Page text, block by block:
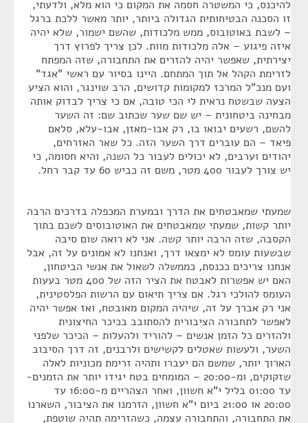
להיכנס, כי המשטרה חסמה את המקום כי הוא מלא, ולדעתי,
זו הסכנה הבטיחותית הגדולה ביותר, יותר מאשר ללכת ברגל
– לשבת באוטובוס, ממש מלכודות, שהשם ישמור, שלא יהיה
איזה פיגוע – אלה מלכודות מוות. לכן צריך לפרוץ דרך
יצירתית, שאפשר יהיה להזרים את התחבורה, שזה המפתח
לזרימת הקהל אל תוך המתחם. היינו בסיור עם ראשי "אגד"
ועם מנכ"ל המרכז למקומות קדושים, הרב שוינגר, והוא הציע
הצעה שבשטח נראית לי הכי טובה, אם כי צריך לבדוק אותה
מבחינה ביטחונית – יש שם שער שכתוב שם: זה השער
להשם, רשעים יבואו בו, רק אבו-מאזן, אבו-עלא, סלאם
פיאד – הם עוברים דרך השער הזה. כל שאר האזרחים,
יהודים וערבים, לא יכולים לעבור כל השנה, והיא חסומה, כי
יש צורך לעבור 400 מטר, משם זה כביש 60 עד קבר רחל.
שמעתי שמאבטחים את הדרך ובמערת המכפלה בדרכים הרבה
יותר קשות, שמעתי שמאבטחים את האוטובוסים לשכם בתוך
הקסבה, שזה הרבה יותר קשה. אני לא רואה שום סיבה
שבשעות עומס לא ימצאו דרך, ואנחנו לא אמונים על זה, אבל
אנחנו צריכים ככנסת, כממשלה לשאול את אנשי הביטחון,
האם יש אפשרות לאבטח את הציר הזה של 400 מטר בעעות
העומס להולכי רגל. אם צריך תיאום עם הרשות הפלסטינית,
אני רק אברך על זה, שיהיה המקום מאובטח, ואז אפשר יהיה
לאפשר לתחבורה הציבורית להסתובב בכיכר החיצונית
ולהזרים כל הזמן אנשים – להוריד ולהעלות – הכיכר שלפני
השער, ולעשות שאטלים לקשישים ולרבנים, זה דרך הסיבוב
הארוך יותר, שמשם הם יעברו ותהיה זרימת מכוניות לאלה
שזקוקים, ומ-20:00 – המומחים בטח יגידו יותר את הזמנים-
עד 01:00 בליל י"א חשוון, ואחר הצהריים מ-16:00 עד
20:00 או 21:00 ביום י"א חשוון, הזרמנו את הציבור, השארנו
את התחבורה, והתחבורה עצמה, כשהזרימה תהיה שוטפת,